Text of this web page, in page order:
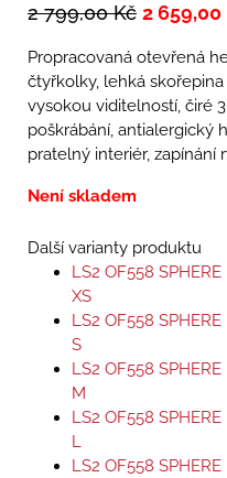
2 799,00Kč 2 659,00
Propracovaná otevřená
čtyřkolky, lehká
vysokou viditelností, čiré
poškrábání, antialergický
pratelný interiér, zapínání
Není skladem
Další varianty produktu
LS2 OF558
XS
LS2 OF558
S
LS2 OF558
M
LS2 OF558
L
LS2 OF558